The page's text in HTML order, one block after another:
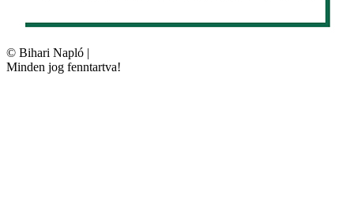
© Bihari Napló |
Minden jog fenntartva!